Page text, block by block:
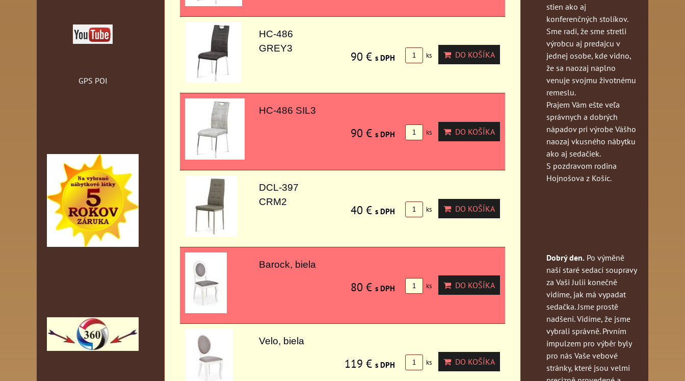
HC-486
GREY3
90 € s DPH ks DO KOŠÍKA
HC-486 SIL3
90 € s DPH ks DO KOŠÍKA
DCL-397
CRM2
40 € s DPH ks DO KOŠÍKA
Barock, biela
80 € s DPH ks DO KOŠÍKA
Velo, biela
119 € s DPH ks DO KOŠÍKA
GPS POI
stien ako aj
konferenčných stolíkov.
Sme radi, že sme stretli
výrobcu aj predajcu v
jednej osobe, kde vidno,
že sa naozaj naplno
venuje svojmu životnému
remeslu.
Prajem Vám ešte veľa
správnych a dobrých
nápadov pri výrobe Vášho
naozaj vkusného nábytku
ako aj sedačiek.
S pozdravom rodina
Hojnošova z Košíc.
Dobrý den. Po výměně
naší staré sedací soupravy
za Vaši Julii konečně
vidíme, jak má vypadat
sedačka. Jsme prostě
nadšeni. Vidíme, že jsme
vybrali správně. Prvním
impulzem pro výběr byly
pro nás Vaše vebové
stránky, které jsou velmi